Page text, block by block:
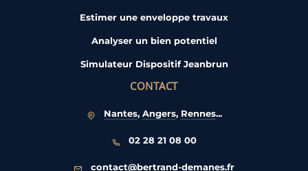
Estimer une enveloppe travaux
Analyser un bien potentiel
Simulateur Dispositif Jeanbrun
CONTACT
Nantes, Angers, Rennes...
02 28 21 08 00
contact@bertrand-demanes.fr